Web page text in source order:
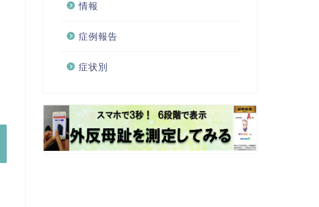
情報
症例報告
症状別